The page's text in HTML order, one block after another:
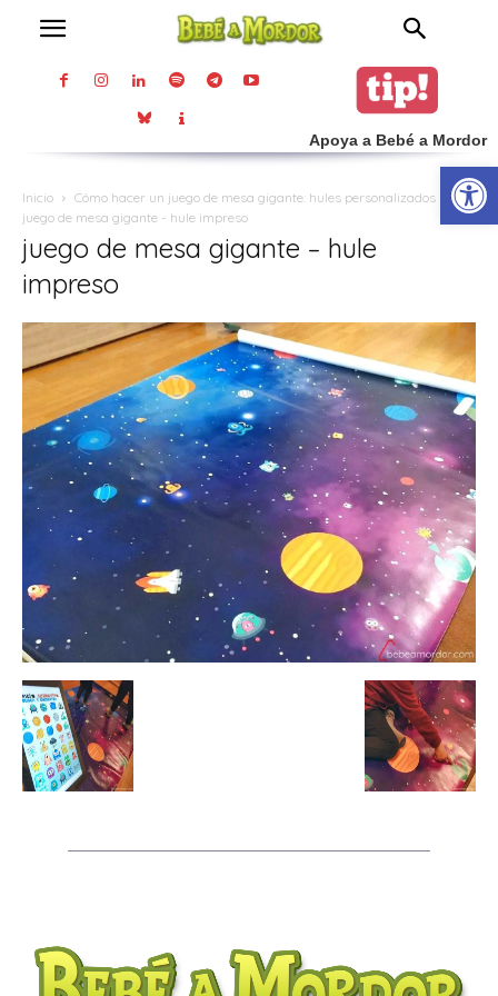
Apoya a Bebé a Mordor
Inicio
Cómo hacer un juego de mesa gigante: hules personalizados
juego de mesa gigante - hule impreso
juego de mesa gigante – hule
impreso